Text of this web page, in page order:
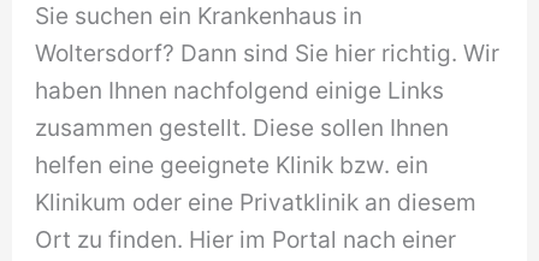
Sie suchen ein Krankenhaus in
Woltersdorf? Dann sind Sie hier richtig. Wir
haben Ihnen nachfolgend einige Links
zusammen gestellt. Diese sollen Ihnen
helfen eine geeignete Klinik bzw. ein
Klinikum oder eine Privatklinik an diesem
Ort zu finden. Hier im Portal nach einer